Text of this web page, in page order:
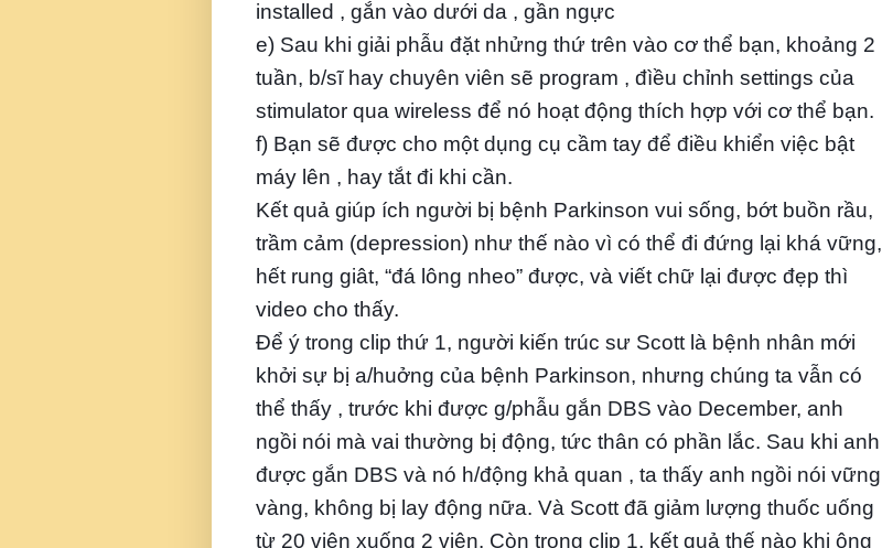
installed , gắn vào dưới da , gần ngực
e) Sau khi giải phẫu đặt nhửng thứ trên vào cơ thể bạn, khoảng 2
tuần, b/sĩ hay chuyên viên sẽ program , đìều chỉnh settings của
stimulator qua wireless để nó hoạt động thích hợp với cơ thể bạn.
f) Bạn sẽ được cho một dụng cụ cầm tay để điều khiển việc bật
máy lên , hay tắt đi khi cần.
Kết quả giúp ích người bị bệnh Parkinson vui sống, bớt buồn rầu,
trầm cảm (depression) như thế nào vì có thể đi đứng lại khá vững,
hết rung giât, “đá lông nheo” được, và viết chữ lại được đẹp thì
video cho thấy.
Để ý trong clip thứ 1, người kiến trúc sư Scott là bệnh nhân mới
khởi sự bị a/huởng của bệnh Parkinson, nhưng chúng ta vẫn có
thể thấy , trước khi được g/phẫu gắn DBS vào December, anh
ngồi nói mà vai thường bị động, tức thân có phần lắc. Sau khi anh
được gắn DBS và nó h/động khả quan , ta thấy anh ngồi nói vững
vàng, không bị lay động nữa. Và Scott đã giảm lượng thuốc uống
từ 20 viên xuống 2 viên. Còn trong clip 1, kết quả thế nào khi ông